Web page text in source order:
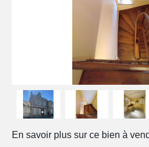
En savoir plus sur ce bien à